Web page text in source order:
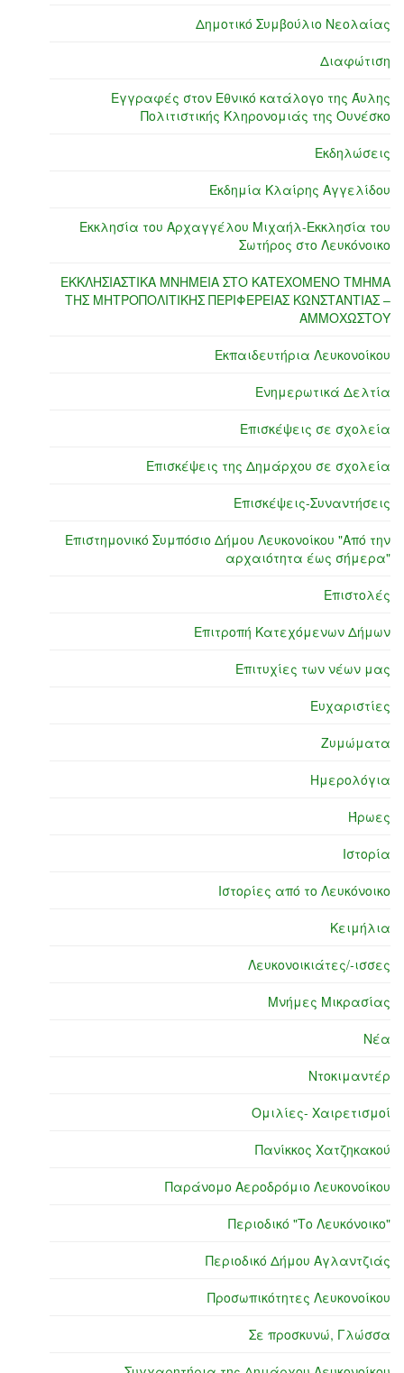
Δημοτικό Συμβούλιο Νεολαίας
Διαφώτιση
Εγγραφές στον Εθνικό κατάλογο της Άυλης
Πολιτιστικής Κληρονομιάς της Ουνέσκο
Εκδηλώσεις
Εκδημία Κλαίρης Αγγελίδου
Εκκλησία του Αρχαγγέλου Μιχαήλ-Εκκλησία του
Σωτήρος στο Λευκόνοικο
ΕΚΚΛΗΣΙΑΣΤΙΚΑ ΜΝΗΜΕΙΑ ΣΤΟ ΚΑΤΕΧΟΜΕΝΟ ΤΜΗΜΑ
ΤΗΣ ΜΗΤΡΟΠΟΛΙΤΙΚΗΣ ΠΕΡΙΦΕΡΕΙΑΣ ΚΩΝΣΤΑΝΤΙΑΣ –
ΑΜΜΟΧΩΣΤΟΥ
Εκπαιδευτήρια Λευκονοίκου
Ενημερωτικά Δελτία
Επισκέψεις σε σχολεία
Επισκέψεις της Δημάρχου σε σχολεία
Επισκέψεις-Συναντήσεις
Επιστημονικό Συμπόσιο Δήμου Λευκονοίκου "Από την
αρχαιότητα έως σήμερα"
Επιστολές
Επιτροπή Κατεχόμενων Δήμων
Επιτυχίες των νέων μας
Ευχαριστίες
Ζυμώματα
Ημερολόγια
Ήρωες
Ιστορία
Ιστορίες από το Λευκόνοικο
Κειμήλια
Λευκονοικιάτες/-ισσες
Μνήμες Μικρασίας
Νέα
Ντοκιμαντέρ
Ομιλίες- Χαιρετισμοί
Πανίκκος Χατζηκακού
Παράνομο Αεροδρόμιο Λευκονοίκου
Περιοδικό "Το Λευκόνοικο"
Περιοδικό Δήμου Αγλαντζιάς
Προσωπικότητες Λευκονοίκου
Σε προσκυνώ, Γλώσσα